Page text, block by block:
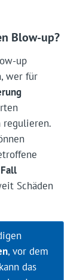
Blow-up?
up
wer für
Schäden
, vor dem
das